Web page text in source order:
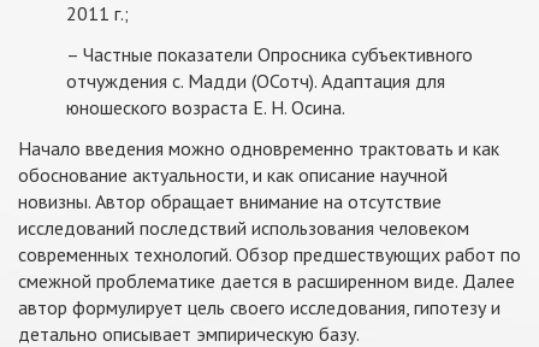
2011 г.;
– Частные показатели Опросника субъективного
отчуждения с. Мадди (ОСотч). Адаптация для
юношеского возраста Е. Н. Осина.
Начало введения можно одновременно трактовать и как
обоснование актуальности, и как описание научной
новизны. Автор обращает внимание на отсутствие
исследований последствий использования человеком
современных технологий. Обзор предшествующих работ по
смежной проблематике дается в расширенном виде. Далее
автор формулирует цель своего исследования, гипотезу и
детально описывает эмпирическую базу.